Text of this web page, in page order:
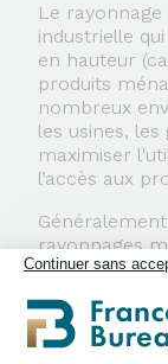
Continuer sans
Le
industrielle
en hauteur
produits
nombreux
les usines,
maximiser
l’accès aux
rayonnages
résistance,
tablettes
des besoins